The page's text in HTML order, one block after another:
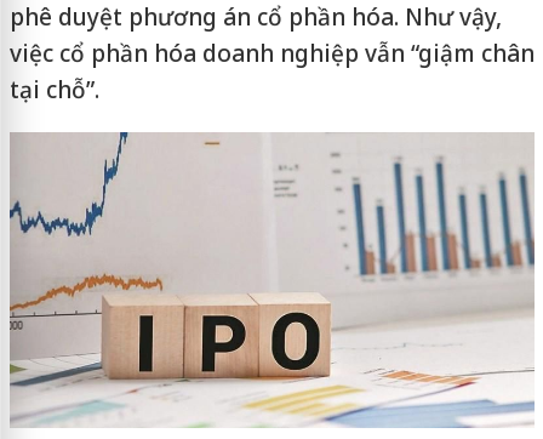
phê duyệt phương án cổ phần hóa. Như vậy,
việc cổ phần hóa doanh nghiệp vẫn “giậm chân
tại chỗ”.